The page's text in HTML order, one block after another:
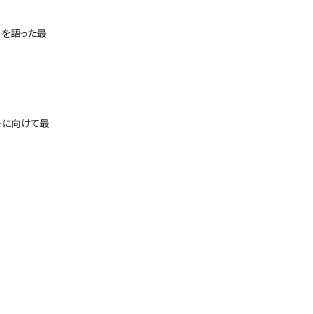
語った最
に向けて最